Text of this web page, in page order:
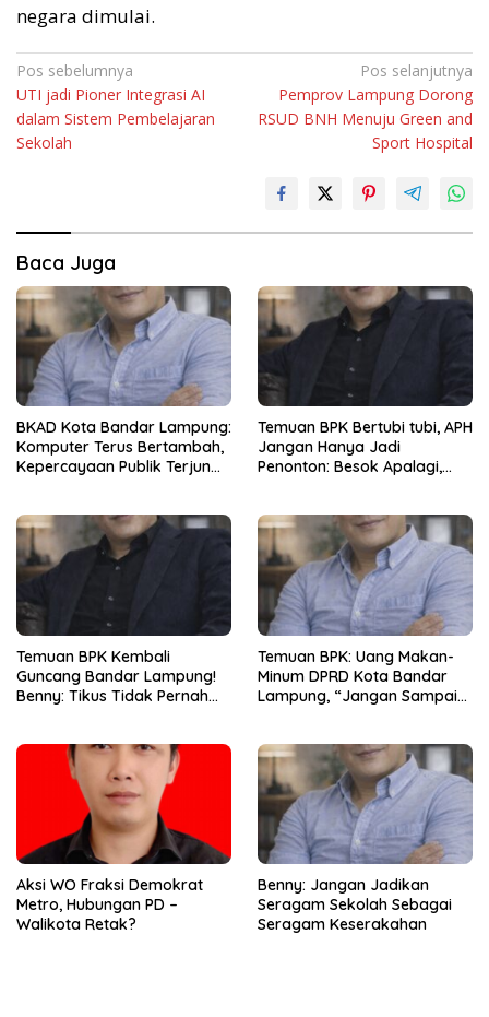
negara dimulai.
Navigasi
pos
Pos sebelumnya
UTI jadi Pioner Integrasi AI
dalam Sistem Pembelajaran
Sekolah
Pos selanjutnya
Pemprov Lampung Dorong
RSUD BNH Menuju Green and
Sport Hospital
Baca Juga
BKAD Kota Bandar Lampung:
Komputer Terus Bertambah,
Kepercayaan Publik Terjun
Temuan BPK Bertubi tubi, APH
Jangan Hanya Jadi
Penonton: Besok Apalagi,
Temuan BPK Kembali
Guncang Bandar Lampung!
Benny: Tikus Tidak Pernah
Temuan BPK: Uang Makan-
Minum DPRD Kota Bandar
Lampung, “Jangan Sampai
Aksi WO Fraksi Demokrat
Metro, Hubungan PD –
Walikota Retak?
Benny: Jangan Jadikan
Seragam Sekolah Sebagai
Seragam Keserakahan